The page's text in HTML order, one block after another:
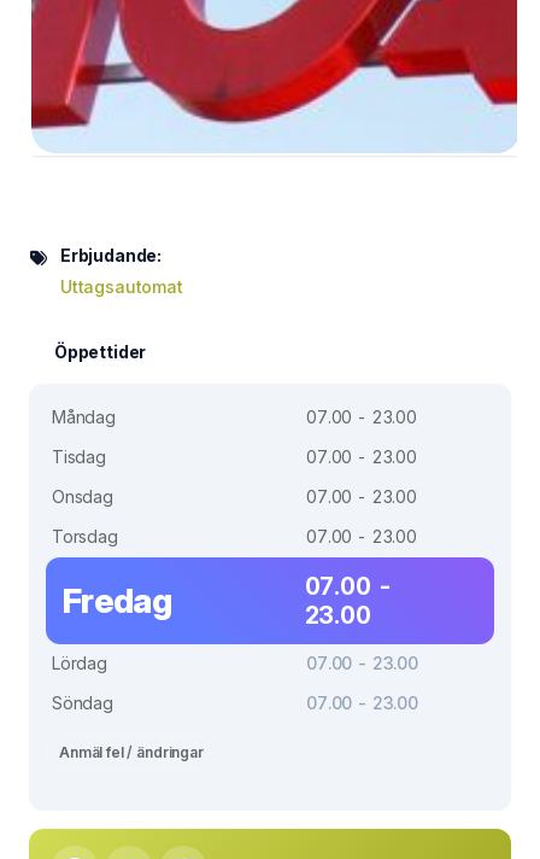
Erbjudande:
Uttagsautomat
Öppettider
Måndag
07.00 - 23.00
Tisdag
07.00 - 23.00
Onsdag
07.00 - 23.00
Torsdag
07.00 - 23.00
Fredag
07.00 -
23.00
Lördag
07.00 - 23.00
Söndag
07.00 - 23.00
Anmäl fel / ändringar